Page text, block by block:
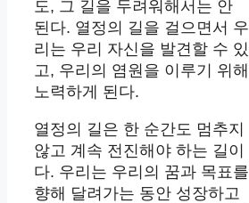
도, 그 길을 두려워해서는 안
된다. 열정의 길을 걸으면서 우
리는 우리 자신을 발견할 수 있
고, 우리의 염원을 이루기 위해
노력하게 된다.
열정의 길은 한 순간도 멈추지
않고 계속 전진해야 하는 길이
다. 우리는 우리의 꿈과 목표를
향해 달려가는 동안 성장하고